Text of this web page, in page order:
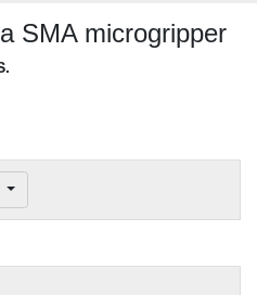
SMA microgripper